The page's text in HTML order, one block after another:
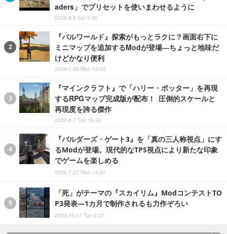
aders」でプリセットを使いまわせるように
2026.8.8 Sat 0:00
『パルワールド』探索がもっとラクに？画面右下に
ミニマップを追加するModが登場―ちょっと地味だ
けどかなり便利
2024.1.29 Mon 12:02
『マインクラフト』で「ハリー・ポッター」を再現
するRPGマップ完成版が配布！ 圧倒的スケールと
再現度を誇る傑作
2020.4.7 Tue 16:30
『バルダーズ・ゲート3』を「真の三人称視点」にす
るModが登場。現代的なTPS視点により新たな印象
でゲームを楽しめる
2026.7.27 Mon 14:01
「死」がテーマの『スカイリム』ModコンテストTO
P3発表―1カ月で制作されるも力作ぞろい
2023.10.17 Tue 0:07